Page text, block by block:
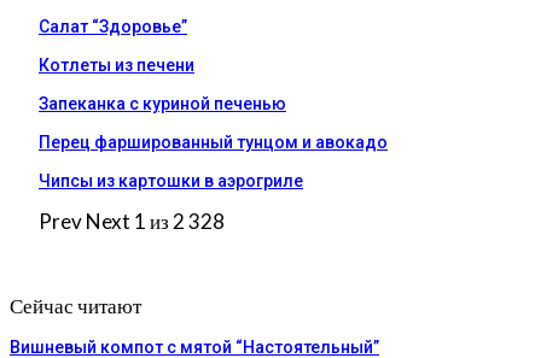
Салат “Здоровье”
Котлеты из печени
Запеканка с куриной печенью
Перец фаршированный тунцом и авокадо
Чипсы из картошки в аэрогриле
PrevNext 1 из 2 328
Сейчас читают
Вишневый компот с мятой “Настоятельный”